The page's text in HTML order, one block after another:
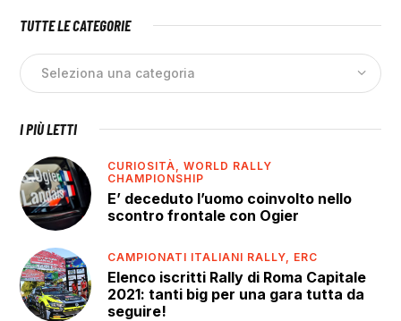
TUTTE LE CATEGORIE
I PIÙ LETTI
CURIOSITÀ,WORLD RALLY
CHAMPIONSHIP
E’ deceduto l’uomo coinvolto nello
scontro frontale con Ogier
CAMPIONATI ITALIANI RALLY, ERC
Elenco iscritti Rally di Roma Capitale
2021: tanti big per una gara tutta da
seguire!